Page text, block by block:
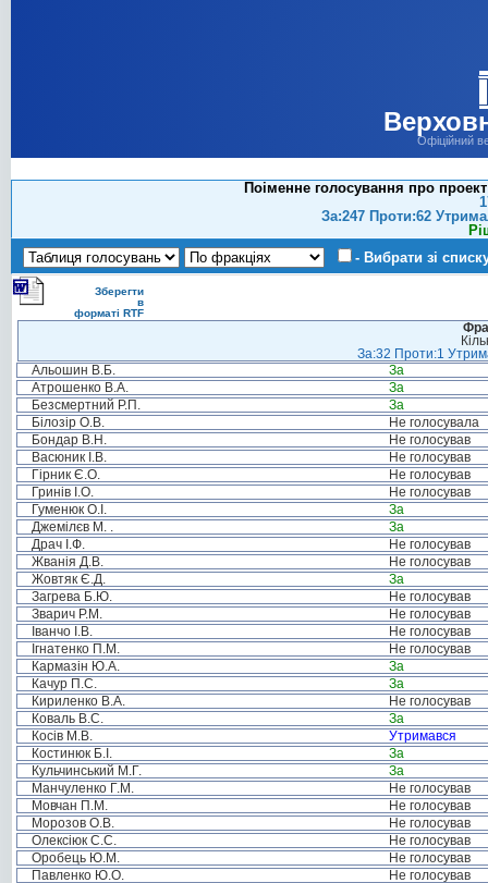
Офіційний
Поіменне голосування про
За:247 Проти:62
- Вибрати зі
Зберегти
в
форматі RTF
За:32 Проти:1
Альошин В.Б.
За
Атрошенко В.А.
За
Безсмертний Р.П.
За
Білозір О.В.
Не голосувала
Бондар В.Н.
Не голосував
Васюник І.В.
Не голосував
Гірник Є.О.
Не голосував
Гринів І.О.
Не голосував
Гуменюк О.І.
За
Джемілєв М. .
За
Драч І.Ф.
Не голосував
Жванія Д.В.
Не голосував
Жовтяк Є.Д.
За
Загрева Б.Ю.
Не голосував
Зварич Р.М.
Не голосував
Іванчо І.В.
Не голосував
Ігнатенко П.М.
Не голосував
Кармазін Ю.А.
За
Качур П.С.
За
Кириленко В.А.
Не голосував
Коваль В.С.
За
Косів М.В.
Утримався
Костинюк Б.І.
За
Кульчинський М.Г.
За
Манчуленко Г.М.
Не голосував
Мовчан П.М.
Не голосував
Морозов О.В.
Не голосував
Олексіюк С.С.
Не голосував
Оробець Ю.М.
Не голосував
Павленко Ю.О.
Не голосував